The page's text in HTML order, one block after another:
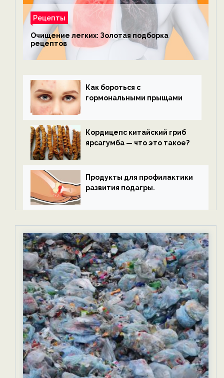
Рецепты
Очищение легких: Золотая подборка
рецептов
Как бороться с
гормональными прыщами
Кордицепс китайский гриб
ярсагумба — что это такое?
Продукты для профилактики
развития подагры.